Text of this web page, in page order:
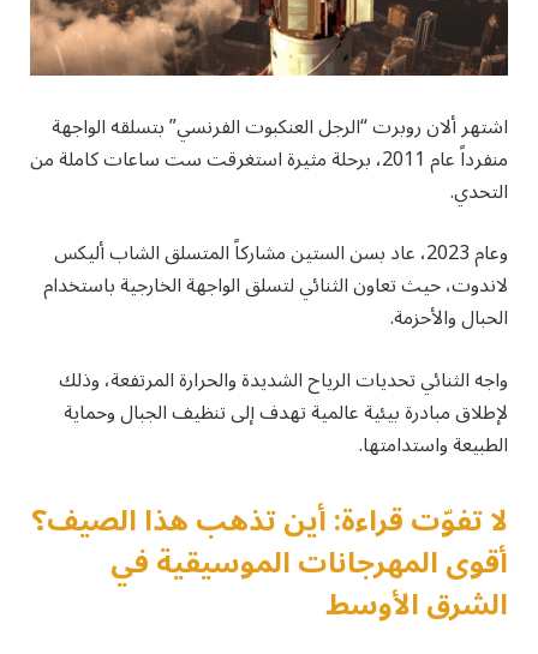
اشتهر ألان روبرت “الرجل العنكبوت الفرنسي” بتسلقه الواجهة
منفرداً عام 2011، برحلة مثيرة استغرقت ست ساعات كاملة من
التحدي.
وعام 2023، عاد بسن الستين مشاركاً المتسلق الشاب أليكس
لاندوت، حيث تعاون الثنائي لتسلق الواجهة الخارجية باستخدام
الحبال والأحزمة.
واجه الثنائي تحديات الرياح الشديدة والحرارة المرتفعة، وذلك
لإطلاق مبادرة بيئية عالمية تهدف إلى تنظيف الجبال وحماية
الطبيعة واستدامتها.
لا تفوّت قراءة: أين تذهب هذا الصيف؟
أقوى المهرجانات الموسيقية في
الشرق الأوسط